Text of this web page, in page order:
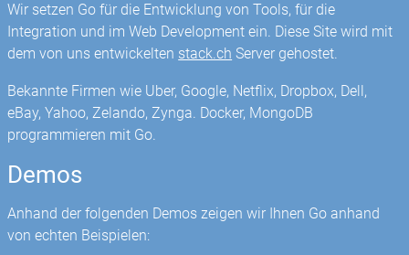
Wir setzen Go für die Entwicklung von Tools, für die
Integration und im Web Development ein. Diese Site wird mit
dem von uns entwickelten stack.ch Server gehostet.
Bekannte Firmen wie Uber, Google, Netflix, Dropbox, Dell,
eBay, Yahoo, Zelando, Zynga. Docker, MongoDB
programmieren mit Go.
Demos
Anhand der folgenden Demos zeigen wir Ihnen Go anhand
von echten Beispielen: